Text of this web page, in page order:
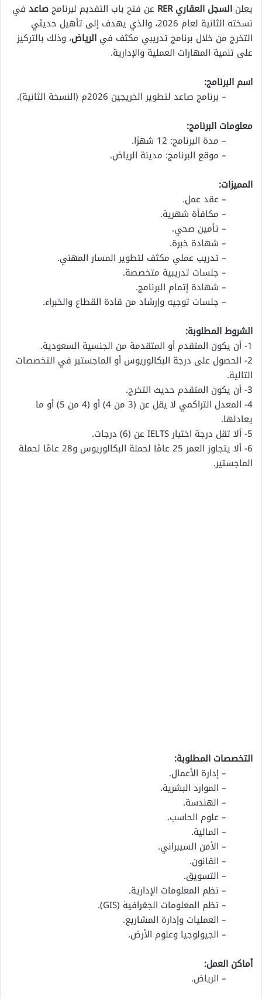
يعلن السجل العقاري RER عن فتح باب التقديم لبرنامجصاعد في
نسخته الثانية لعام 2026، والذي يهدف إلى تأهيل حديثي
التخرج من خلال برنامج تدريبي مكثف في الرياض، وذلك بالتركيز
على تنمية المهارات العملية والإدارية.
اسم البرنامج:
– برنامج صاعد لتطوير الخريجين 2026م (النسخة الثانية).
معلومات البرنامج:
– مدة البرنامج: 12 شهرًا.
– موقع البرنامج: مدينة الرياض.
المميزات:
– عقد عمل.
– مكافأة شهرية.
– تأمين صحي.
– شهادة خبرة.
– تدريب عملي مكثف لتطوير المسار المهني.
– جلسات تدريبية متخصصة.
– شهادة إتمام البرنامج.
– جلسات توجيه وإرشاد من قادة القطاع والخبراء.
الشروط المطلوبة:
1- أن يكون المتقدم أو المتقدمة من الجنسية السعودية.
2- الحصول على درجة البكالوريوس أو الماجستير في التخصصات
التالية.
3- أن يكون المتقدم حديث التخرج.
4- المعدل التراكمي لا يقل عن (3 من 4) أو (4 من 5) أو ما
يعادلها.
5- ألا تقل درجة اختبار IELTS عن (6) درجات.
6- ألا يتجاوز العمر 25 عامًا لحملة البكالوريوس و28 عامًا لحملة
الماجستير.
التخصصات المطلوبة:
– إدارة الأعمال.
– الموارد البشرية.
– الهندسة.
– علوم الحاسب.
– المالية.
– الأمن السيبراني.
– القانون.
– التسويق.
– نظم المعلومات الإدارية.
– نظم المعلومات الجغرافية (GIS).
– العمليات وإدارة المشاريع.
– الجيولوجيا وعلوم الأرض.
أماكن العمل:
– الرياض.